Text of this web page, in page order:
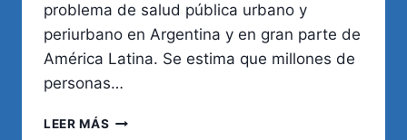
problema de salud pública urbano y
periurbano en Argentina y en gran parte de
América Latina. Se estima que millones de
personas…
LEER MÁS ENFERMEDAD